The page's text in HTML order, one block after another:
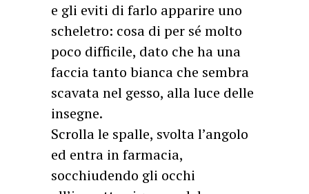
e gli eviti di farlo apparire uno
scheletro: cosa di per sé molto
poco difficile, dato che ha una
faccia tanto bianca che sembra
scavata nel gesso, alla luce delle
insegne.
Scrolla le spalle, svolta l’angolo
ed entra in farmacia,
socchiudendo gli occhi